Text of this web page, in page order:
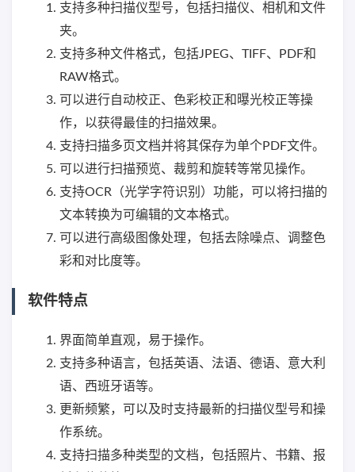
支持多种扫描仪型号，包括扫描仪、相机和文件
夹。
支持多种文件格式，包括JPEG、TIFF、PDF和
RAW格式。
可以进行自动校正、色彩校正和曝光校正等操
作，以获得最佳的扫描效果。
支持扫描多页文档并将其保存为单个PDF文件。
可以进行扫描预览、裁剪和旋转等常见操作。
支持OCR（光学字符识别）功能，可以将扫描的
文本转换为可编辑的文本格式。
可以进行高级图像处理，包括去除噪点、调整色
彩和对比度等。
软件特点
界面简单直观，易于操作。
支持多种语言，包括英语、法语、德语、意大利
语、西班牙语等。
更新频繁，可以及时支持最新的扫描仪型号和操
作系统。
支持扫描多种类型的文档，包括照片、书籍、报